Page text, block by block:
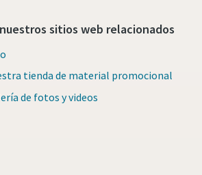
sitios web relacionados
tienda de material promocional
de fotos y videos